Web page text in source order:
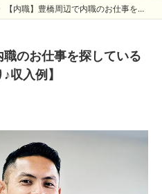
【内職】豊橋周辺で内職のお仕事を探している方募集中！【がっつり♪収入例】
職のお仕事を探している
収入例】